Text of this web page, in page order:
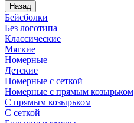
Назад
Бейсболки
Без логотипа
Классические
Мягкие
Номерные
Детские
Номерные с сеткой
Номерные с прямым козырьком
С прямым козырьком
С сеткой